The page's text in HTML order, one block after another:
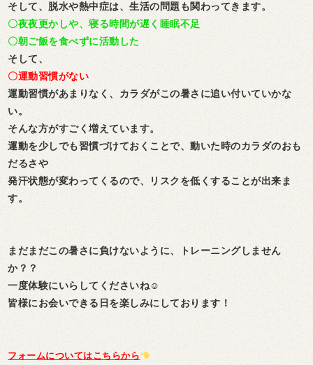
そして、脱水や熱中症は、生活の問題も関わってきます。
〇夜夜更かしや、寝る時間が遅く睡眠不足
〇朝ご飯を食べずに活動した
そして、
〇運動習慣がない
運動習慣があまりなく、カラダがこの暑さに追い付いていかな
い。
そんな方がすごく増えています。
運動を少しでも習慣づけておくことで、動いた時のカラダのおも
だるさや
発汗状態が変わってくるので、リスクを低くすることが出来ま
す。
まだまだこの暑さに負けないように、トレーニングしません
か？？
一度体験にいらしてくださいね☺
皆様にお会いできる日を楽しみにしております！
フォームについてはこちらから